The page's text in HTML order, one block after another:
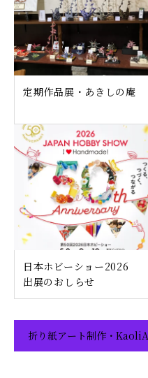
定期作品展・あきしの庵
日本ホビーショー2026
出展のおしらせ
折り紙アート制作・